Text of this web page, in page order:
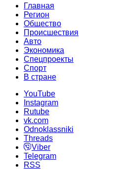
Главная
Регион
Общество
Происшествия
Авто
Экономика
Спецпроекты
Cпорт
В стране
YouTube
Instagram
Rutube
vk.com
Odnoklassniki
Threads
Viber
Telegram
RSS